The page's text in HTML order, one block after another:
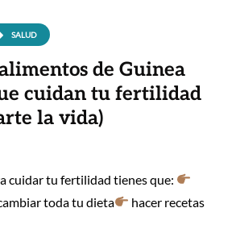
SALUD
de Guinea
cuidan tu fertilidad
la vida)
cuidar tu fertilidad tienes que:
toda tu dieta
hacer recetas